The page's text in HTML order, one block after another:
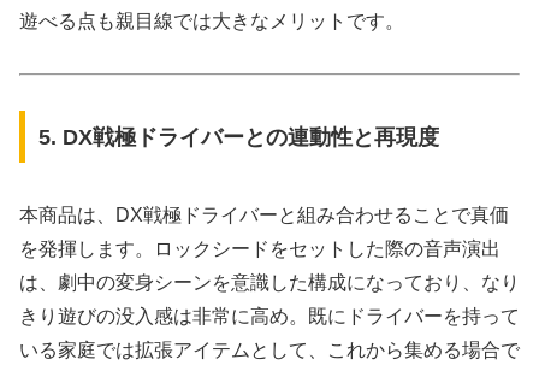
遊べる点も親目線では大きなメリットです。
5. DX戦極ドライバーとの連動性と再現度
本商品は、DX戦極ドライバーと組み合わせることで真価
を発揮します。ロックシードをセットした際の音声演出
は、劇中の変身シーンを意識した構成になっており、なり
きり遊びの没入感は非常に高め。既にドライバーを持って
いる家庭では拡張アイテムとして、これから集める場合で